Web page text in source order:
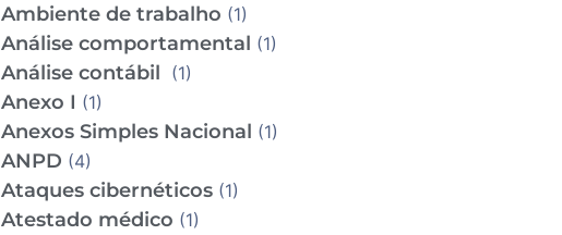
Ambiente de trabalho (1)
Análise comportamental (1)
Análise contábil (1)
Anexo I (1)
Anexos Simples Nacional (1)
ANPD (4)
Ataques cibernéticos(1)
Atestado médico (1)